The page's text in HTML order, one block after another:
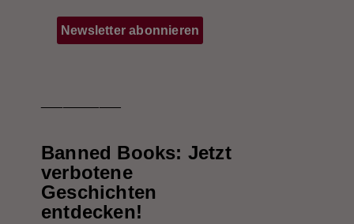
Banned Books: Jetzt
verbotene
Geschichten
entdecken!